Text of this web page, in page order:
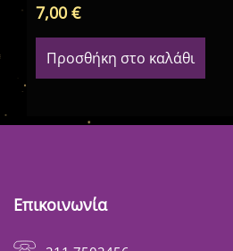
7,00€
Προσθήκη στο καλάθι
Επικοινωνία